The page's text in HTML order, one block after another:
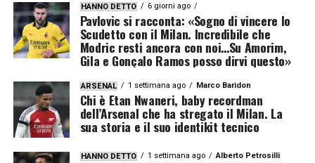
HANNO DETTO 6 giorni ago
Pavlovic si racconta: «Sogno di vincere lo
Scudetto con il Milan. Incredibile che
Modric resti ancora con noi…Su Amorim,
Gila e Gonçalo Ramos posso dirvi questo»
ARSENAL 1 settimana ago Marco Baridon
Chi è Etan Nwaneri, baby recordman
dell’Arsenal che ha stregato il Milan. La
sua storia e il suo identikit tecnico
HANNO DETTO 1 settimana ago Alberto Petrosilli